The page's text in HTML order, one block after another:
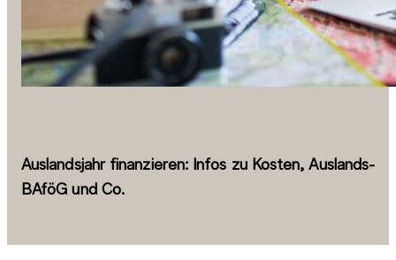
Auslandsjahr finanzieren: Infos zu Kosten, Auslands-
BAföG und Co.